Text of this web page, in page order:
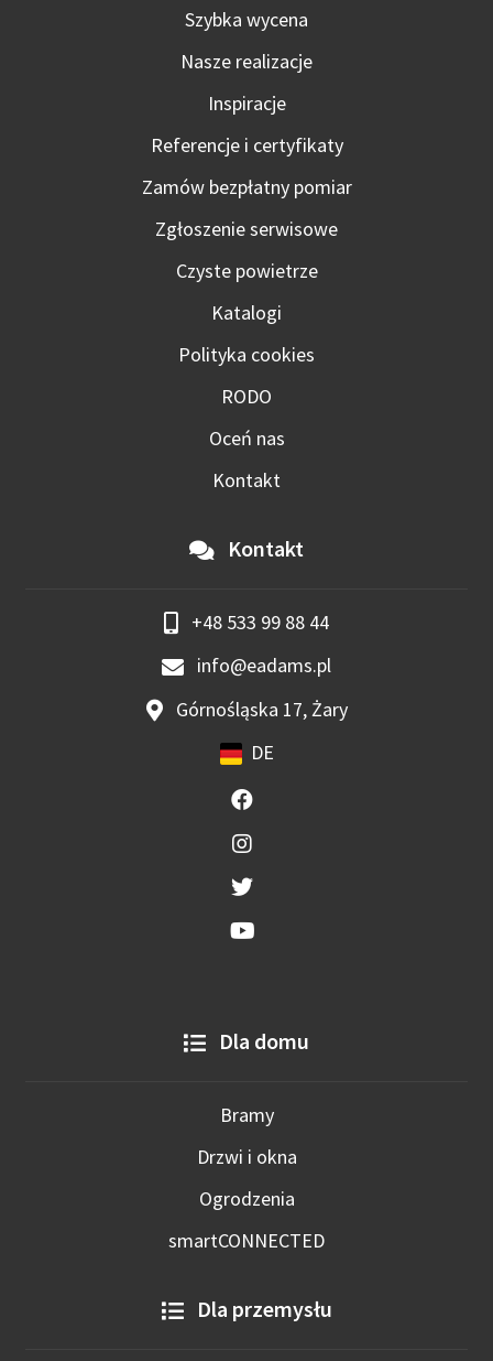
Szybka wycena
Nasze realizacje
Inspiracje
Referencje i certyfikaty
Zamów bezpłatny pomiar
Zgłoszenie serwisowe
Czyste powietrze
Katalogi
Polityka cookies
RODO
Oceń nas
Kontakt
Kontakt
+48 533 99 88 44
info@eadams.pl
Górnośląska 17, Żary
DE
Dla domu
Bramy
Drzwi i okna
Ogrodzenia
smartCONNECTED
Dla przemysłu